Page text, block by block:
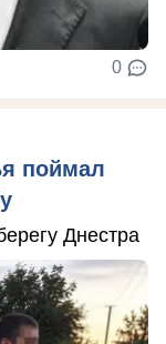
0
поймал
Днестра